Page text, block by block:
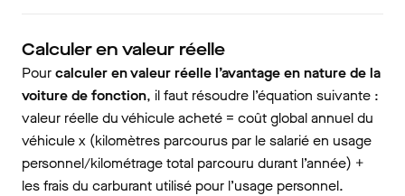
Calculer en valeur réelle
Pourcalculer en valeur réelle l’avantage en nature de la
voiture de fonction, il faut résoudre l’équation suivante :
valeur réelle du véhicule acheté = coût global annuel du
véhicule x (kilomètres parcourus par le salarié en usage
personnel/kilométrage total parcouru durant l’année) +
les frais du carburant utilisé pour l’usage personnel.